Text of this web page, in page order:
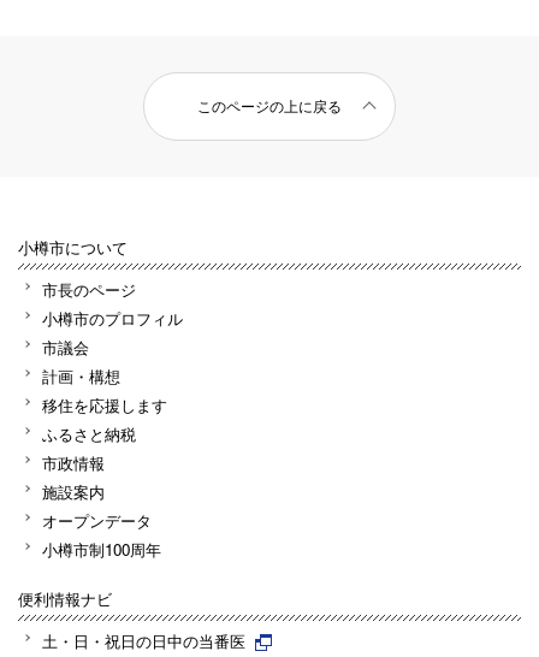
このページの上に戻る
小樽市について
市長のページ
小樽市のプロフィル
市議会
計画・構想
移住を応援します
ふるさと納税
市政情報
施設案内
オープンデータ
小樽市制100周年
便利情報ナビ
土・日・祝日の日中の当番医